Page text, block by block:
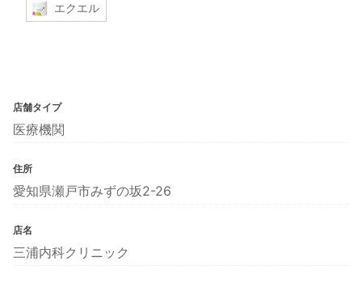
エクエル
店舗タイプ
医療機関
住所
愛知県瀬戸市みずの坂2-26
店名
三浦内科クリニック